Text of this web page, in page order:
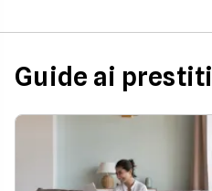
Guide ai prestiti